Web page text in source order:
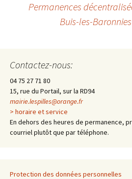
Navigation
articles
Permanences
Buis-les-
Contactez-nous:
04 75 27 71 80
15, rue du Portail, sur la RD94
mairie.lespilles@orange.fr
> horaire et service
En dehors des heures de permanence,
courriel plutôt que par téléphone.
Protection des données personnelles